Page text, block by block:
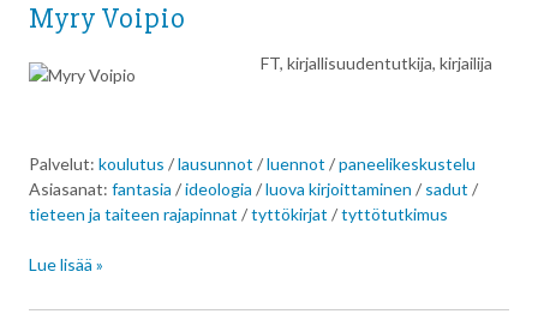
Myry Voipio
FT, kirjallisuudentutkija, kirjailija
Palvelut: koulutus /lausunnot /luennot /paneelikeskustelu
Asiasanat: fantasia /ideologia /luova kirjoittaminen / sadut /
tieteen ja taiteen rajapinnat /tyttökirjat /tyttötutkimus
Lue lisää »